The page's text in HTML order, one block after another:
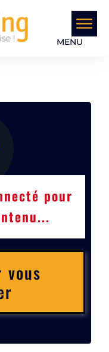
MENU
pour
vous